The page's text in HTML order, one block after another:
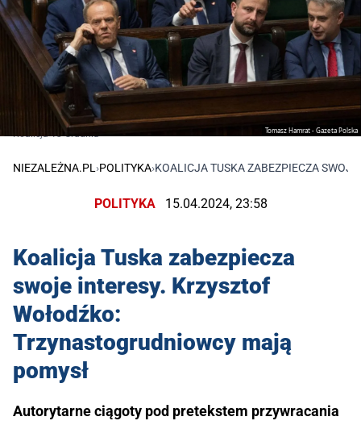
Tomasz Hamrat - Gazeta Polska
Koalicja 13 Grudnia
NIEZALEŻNA.PL ›POLITYKA›KOALICJA TUSKA ZABEZPIECZA
POLITYKA 15.04.2024, 23:58
Koalicja Tuska zabezpiecza
swoje interesy. Krzysztof
Wołodźko:
Trzynastogrudniowcy mają
pomysł
Autorytarne ciągoty pod pretekstem przywracania